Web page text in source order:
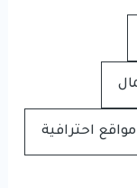
احترافية